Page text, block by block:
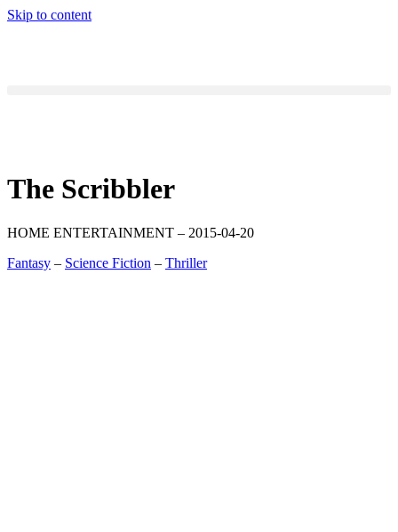
Skip to content
The Scribbler
HOME ENTERTAINMENT – 2015-04-20
Fantasy – Science Fiction – Thriller